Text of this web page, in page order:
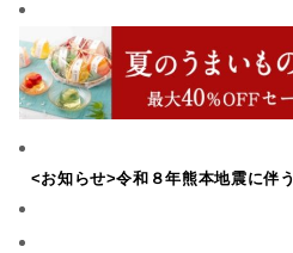
<お知らせ>令和８年熊本地震に伴